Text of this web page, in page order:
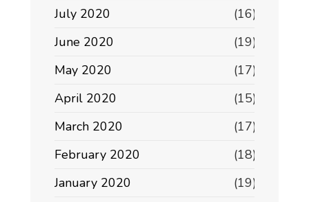
July 2020
(16)
June 2020
(19)
May 2020
(17)
April 2020
(15)
March 2020
(17)
February 2020
(18)
January 2020
(19)